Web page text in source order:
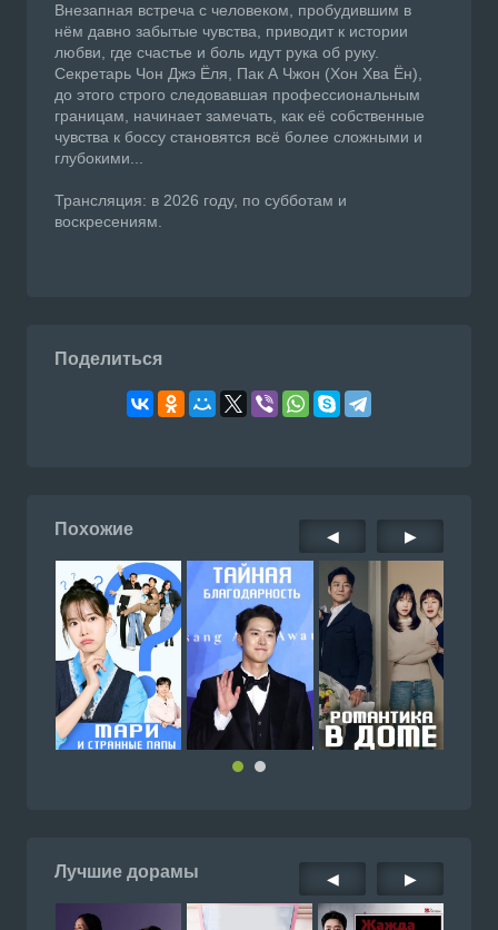
Внезапная встреча с человеком, пробудившим в
нём давно забытые чувства, приводит к истории
любви, где счастье и боль идут рука об руку.
Секретарь Чон Джэ Ёля, Пак А Чжон (Хон Хва Ён),
до этого строго следовавшая профессиональным
границам, начинает замечать, как её собственные
чувства к боссу становятся всё более сложными и
глубокими...
Трансляция: в 2026 году, по субботам и
воскресениям.
Поделиться
Похожие ◀ ▶
Лучшие дорамы ◀ ▶